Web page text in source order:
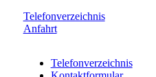
Telefonverzeichnis
Anfahrt
Telefonverzeichnis